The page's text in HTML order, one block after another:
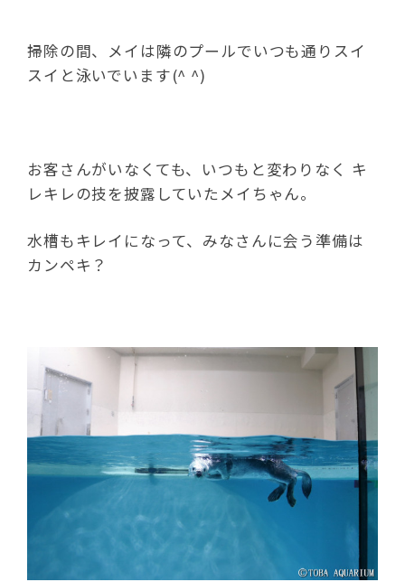
掃除の間、メイは隣のプールでいつも通りスイ
スイと泳いでいます(^ ^)
お客さんがいなくても、いつもと変わりなく キ
レキレの技を披露していたメイちゃん。
水槽もキレイになって、みなさんに会う準備は
カンペキ？